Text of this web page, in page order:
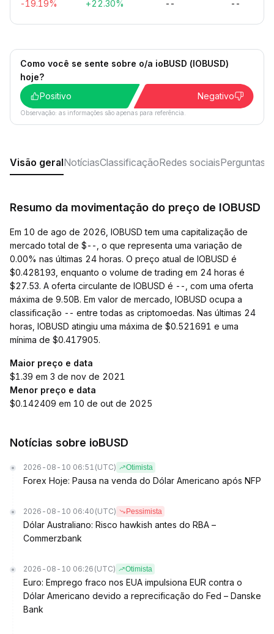
-19.19% +22.30% -- --
Como você se sente sobre o/a ioBUSD (IOBUSD)
hoje?
Positivo
Negativo
Observação: as informações são apenas para referência.
Visão geralNotíciasClassificaçãoRedes sociaisPerguntas
Resumo da movimentação do preço de IOBUSD
Em 10 de ago de 2026, IOBUSD tem uma capitalização de
mercado total de $--, o que representa uma variação de
0.00% nas últimas 24 horas. O preço atual de IOBUSD é
$0.428193, enquanto o volume de trading em 24 horas é
$27.53. A oferta circulante de IOBUSD é --, com uma oferta
máxima de 9.50B. Em valor de mercado, IOBUSD ocupa a
classificação -- entre todas as criptomoedas. Nas últimas 24
horas, IOBUSD atingiu uma máxima de $0.521691 e uma
mínima de $0.417905.
Maior preço e data
$1.39 em 3 de nov de 2021
Menor preço e data
$0.142409 em 10 de out de 2025
Notícias sobre ioBUSD
2026-08-10 06:51 (UTC) Otimista
Forex Hoje: Pausa na venda do Dólar Americano após NFP
2026-08-10 06:40 (UTC) Pessimista
Dólar Australiano: Risco hawkish antes do RBA –
Commerzbank
2026-08-10 06:26 (UTC) Otimista
Euro: Emprego fraco nos EUA impulsiona EUR contra o
Dólar Americano devido a reprecificação do Fed – Danske
Bank